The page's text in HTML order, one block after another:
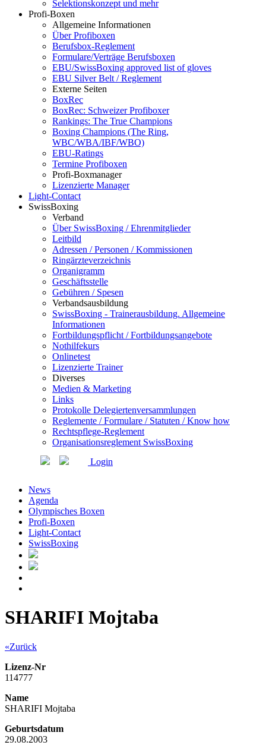
Selektionskonzept und mehr
Profi-Boxen
Allgemeine Informationen
Über Profiboxen
Berufsbox-Reglement
Formulare/Verträge Berufsboxen
EBU/SwissBoxing approved list of gloves
EBU Silver Belt / Reglement
Externe Seiten
BoxRec
BoxRec: Schweizer Profiboxer
Rankings: The True Champions
Boxing Champions (The Ring,
WBC/WBA/IBF/WBO)
EBU-Ratings
Termine Profiboxen
Profi-Boxmanager
Lizenzierte Manager
Light-Contact
SwissBoxing
Verband
Über SwissBoxing / Ehrenmitglieder
Leitbild
Adressen / Personen / Kommissionen
Ringärzteverzeichnis
Organigramm
Geschäftsstelle
Gebühren / Spesen
Verbandsausbildung
SwissBoxing - Trainerausbildung. Allgemeine
Informationen
Fortbildungspflicht / Fortbildungsangebote
Nothilfekurs
Onlinetest
Lizenzierte Trainer
Diverses
Medien & Marketing
Links
Protokolle Delegiertenversammlungen
Reglemente / Formulare / Statuten / Know how
Rechtspflege-Reglement
Organisationsreglement SwissBoxing
Login
News
Agenda
Olympisches Boxen
Profi-Boxen
Light-Contact
SwissBoxing
SHARIFI Mojtaba
«Zurück
Lizenz-Nr
114777
Name
SHARIFI Mojtaba
Geburtsdatum
29.08.2003